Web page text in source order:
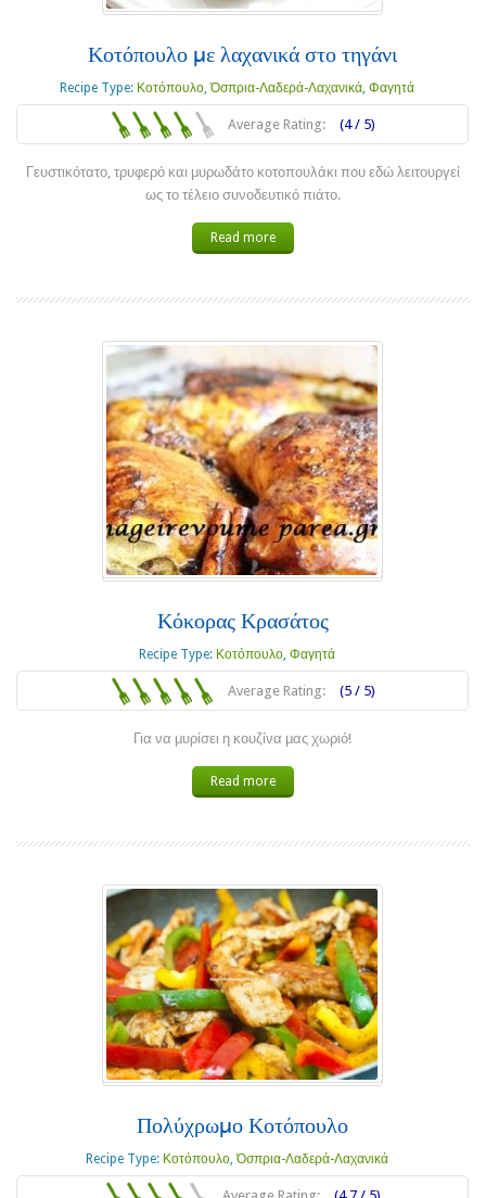
Κοτόπουλο με λαχανικά στο τηγάνι
Recipe Type: Κοτόπουλο,Όσπρια-Λαδερά-Λαχανικά,Φαγητά
Average Rating: (4 / 5)
Γευστικότατο, τρυφερό και μυρωδάτο κοτοπουλάκι που εδώ λειτουργεί
ως το τέλειο συνοδευτικό πιάτο.
Read more
Κόκορας Κρασάτος
Recipe Type: Κοτόπουλο,Φαγητά
Average Rating: (5 / 5)
Για να μυρίσει η κουζίνα μας χωριό!
Read more
Πολύχρωμο Κοτόπουλο
Recipe Type: Κοτόπουλο,Όσπρια-Λαδερά-Λαχανικά